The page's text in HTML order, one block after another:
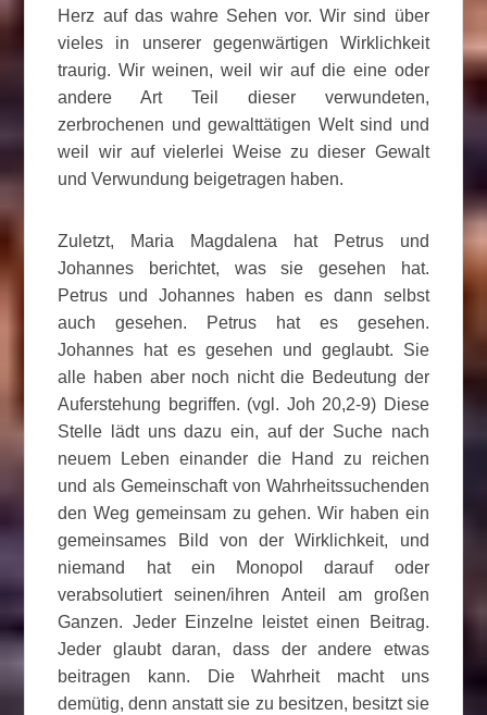
Herz auf das wahre Sehen vor. Wir sind über
vieles in unserer gegenwärtigen Wirklichkeit
traurig. Wir weinen, weil wir auf die eine oder
andere Art Teil dieser verwundeten,
zerbrochenen und gewalttätigen Welt sind und
weil wir auf vielerlei Weise zu dieser Gewalt
und Verwundung beigetragen haben.
Zuletzt, Maria Magdalena hat Petrus und
Johannes berichtet, was sie gesehen hat.
Petrus und Johannes haben es dann selbst
auch gesehen. Petrus hat es gesehen.
Johannes hat es gesehen und geglaubt. Sie
alle haben aber noch nicht die Bedeutung der
Auferstehung begriffen. (vgl. Joh 20,2-9) Diese
Stelle lädt uns dazu ein, auf der Suche nach
neuem Leben einander die Hand zu reichen
und als Gemeinschaft von Wahrheitssuchenden
den Weg gemeinsam zu gehen. Wir haben ein
gemeinsames Bild von der Wirklichkeit, und
niemand hat ein Monopol darauf oder
verabsolutiert seinen/ihren Anteil am großen
Ganzen. Jeder Einzelne leistet einen Beitrag.
Jeder glaubt daran, dass der andere etwas
beitragen kann. Die Wahrheit macht uns
demütig, denn anstatt sie zu besitzen, besitzt sie